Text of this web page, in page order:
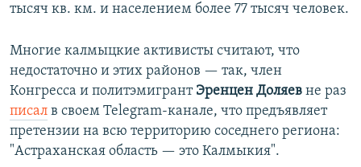
тысяч кв. км. и населением более 77 тысяч человек.
Многие калмыцкие активисты считают, что
недостаточно и этих районов — так, член
Конгресса и политэмигрант Эренцен Доляев не раз
писал в своем Telegram-канале, что предъявляет
претензии на всю территорию соседнего региона:
"Астраханская область — это Калмыкия".